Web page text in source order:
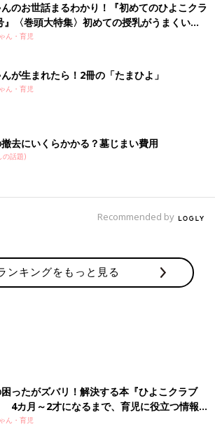
のお世話まるわかり！『初めてのひよこクラ
』〈巻頭大特集〉初めての授乳がうまくい
っぱい・ミルクの基本と夏のトラブル 解決テ
ん・育児
が生まれたら！2冊の「たまひよ」
ん・育児
去にいくらかかる？墓じまい費用
の話題)
Recommended by
ンキングをもっと見る
ったがズバリ！解決する本『ひよこクラブ
4カ月～2才になるまで、育児に役立つ情報が
！
ん・育児